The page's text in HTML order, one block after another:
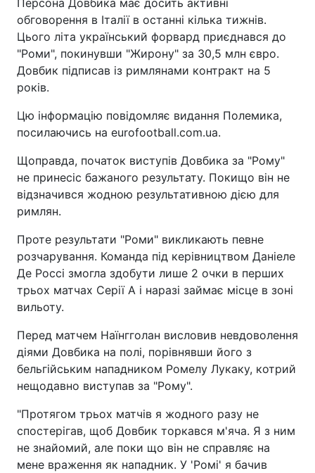
обговорення в Італії в останні кілька тижнів.
Цього літа український форвард приєднався до
"Роми", покинувши "Жирону" за 30,5 млн євро.
Довбик підписав із римлянами контракт на 5
років.
Цю інформацію повідомляє видання Полемика,
посилаючись на eurofootball.com.ua.
Щоправда, початок виступів Довбика за "Рому"
не принесіс бажаного результату. Покищо він не
відзначився жодною результативною дією для
римлян.
Проте результати "Роми" викликають певне
розчарування. Команда під керівництвом Даніеле
Де Россі змогла здобути лише 2 очки в перших
трьох матчах Серії А і наразі займає місце в зоні
вильоту.
Перед матчем Наїнгголан висловив невдоволення
діями Довбика на полі, порівнявши його з
бельгійським нападником Ромелу Лукаку, котрий
нещодавно виступав за "Рому".
"Протягом трьох матчів я жодного разу не
спостерігав, щоб Довбик торкався м'яча. Я з ним
не знайомий, але поки що він не справляє на
мене враження як нападник. У 'Ромі' я бачив